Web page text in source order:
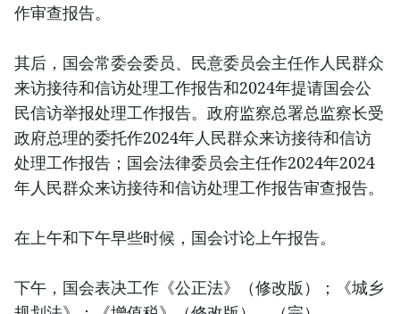
作审查报告。
其后，国会常委会委员、民意委员会主任作人民群众
来访接待和信访处理工作报告和2024年提请国会公
民信访举报处理工作报告。政府监察总署总监察长受
政府总理的委托作2024年人民群众来访接待和信访
处理工作报告；国会法律委员会主任作2024年2024
年人民群众来访接待和信访处理工作报告审查报告。
在上午和下午早些时候，国会讨论上午报告。
下午，国会表决工作《公正法》（修改版）；《城乡